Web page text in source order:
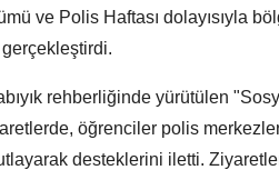
ve Polis Haftası dolayısıyla
rehberliğinde yürütülen
öğrenciler polis
desteklerini iletti.